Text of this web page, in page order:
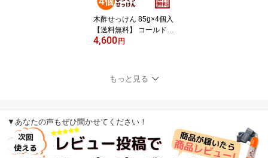
木酢せっけん 85g×4個入
【送料無料】 コールドプ
ロセス 無添加 石鹸 手作
類の植物性オイル配合 パ
ーム油 オリーブ果実油
4,600 円
もっと見る
▼あなたの声もぜひ聞かせてください！